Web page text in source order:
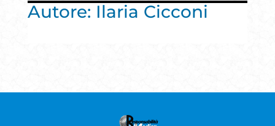
Autore: Ilaria Cicconi